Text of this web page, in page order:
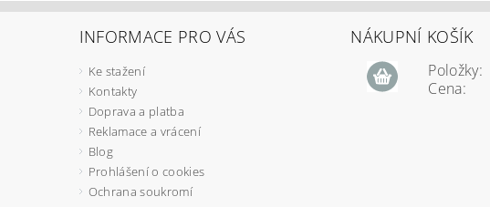
INFORMACE PRO VÁS
Ke stažení
Kontakty
Doprava a platba
Reklamace a vrácení
Blog
Prohlášení o cookies
Ochrana soukromí
NÁKUPNÍ KOŠÍK
Položky:
Cena: